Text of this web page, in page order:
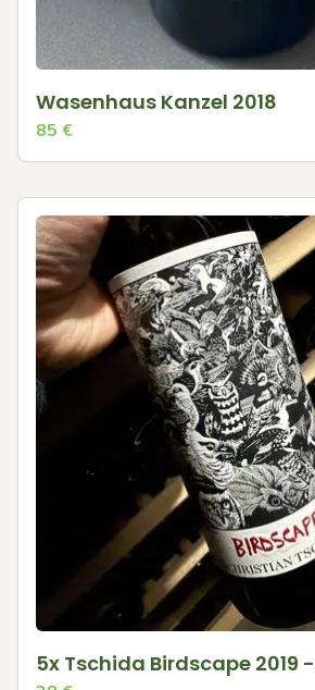
Wasenhaus Kanzel 2018
85 €
5x Tschida Birdscape 2019 -